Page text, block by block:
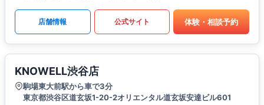
店舗情報 公式サイト 体験・相談予約
KNOWELL渋谷店
駒場東大前駅から車で3分
東京都渋谷区道玄坂1-20-2オリエンタル道玄坂安達ビル601